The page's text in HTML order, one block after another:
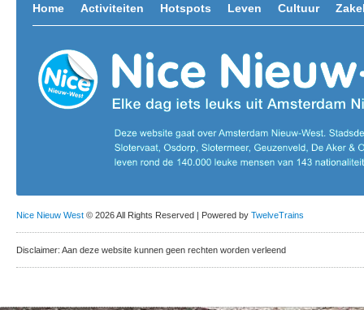
Home Activiteiten Hotspots Leven Cultuur
Nice Nieuw West © 2026 All Rights Reserved | Powered by TwelveTrains
Disclaimer: Aan deze website kunnen geen rechten worden verleend